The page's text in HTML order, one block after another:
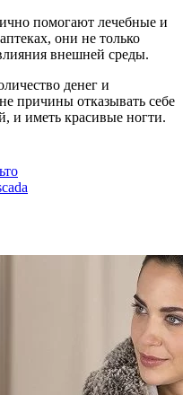
помогают лечебные и
они не только
внешней среды.
денег и
причины отказывать себе
и иметь красивые ногти.